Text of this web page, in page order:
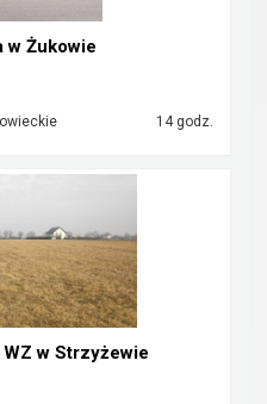
w Żukowie
14 godz.
w Strzyżewie